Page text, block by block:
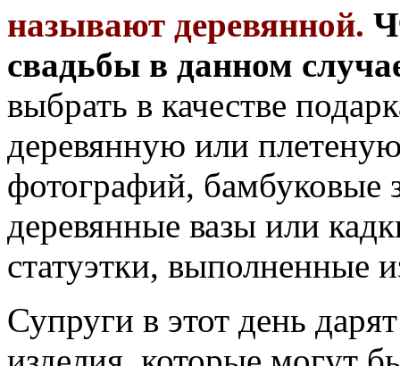
называют деревянной.
свадьбы в данном
выбрать в качестве
деревянную или
фотографий, бамбуковые
деревянные вазы или
статуэтки, выполненные
Супруги в этот день